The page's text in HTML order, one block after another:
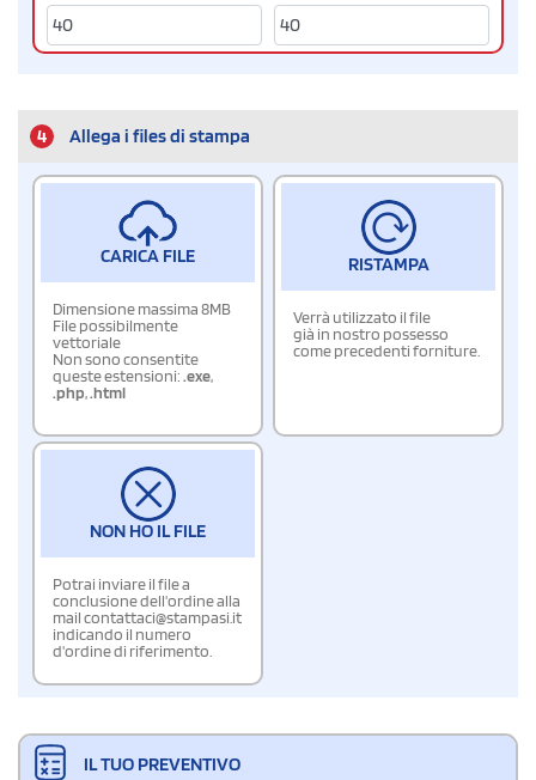
4 Allega i files di stampa
CARICA FILE
Dimensione massima 8MB
File possibilmente
vettoriale
Non sono consentite
queste estensioni:.exe,
.php,.html
RISTAMPA
Verrà utilizzato il file
già in nostro possesso
come precedenti forniture.
NON HO IL FILE
Potrai inviare il file a
conclusione dell'ordine alla
mail contattaci@stampasi.it
indicando il numero
d'ordine di riferimento.
IL TUO PREVENTIVO